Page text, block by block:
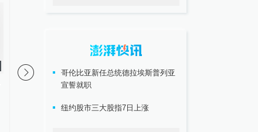
从没学过开车，90后女大学生无
哥伦比亚新任总统德拉埃斯普列亚
宣誓就职
纽约股市三大股指7日上涨